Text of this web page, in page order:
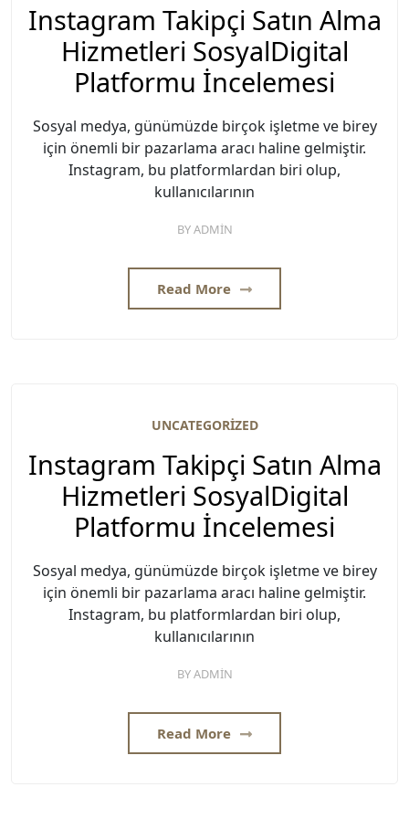
Instagram Takipçi Satın Alma
Hizmetleri SosyalDigital
Platformu İncelemesi
Sosyal medya, günümüzde birçok işletme ve birey
için önemli bir pazarlama aracı haline gelmiştir.
Instagram, bu platformlardan biri olup,
kullanıcılarının
BYADMIN
Read More
UNCATEGORIZED
Instagram Takipçi Satın Alma
Hizmetleri SosyalDigital
Platformu İncelemesi
Sosyal medya, günümüzde birçok işletme ve birey
için önemli bir pazarlama aracı haline gelmiştir.
Instagram, bu platformlardan biri olup,
kullanıcılarının
BYADMIN
Read More